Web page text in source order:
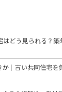
どう見られる？
｜古い共同住宅を